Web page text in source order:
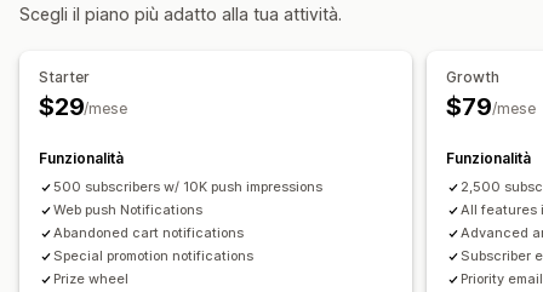
Monitoraggio del coinvolgimento
Scegli il piano più adatto alla tua attività.
Starter
$29/mese
Funzionalità
500 subscribers w/ 10K push impressions
Web push Notifications
Abandoned cart notifications
Special promotion notifications
Prize wheel
Growth
$79/mese
Funzionalità
2,500
All features
Advanced
Subscriber
Priority